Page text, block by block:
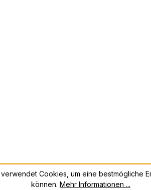
Cookies, um eine bestmögliche
können. Mehr Informationen ...